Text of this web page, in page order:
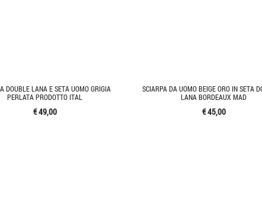
DOUBLE LANA E SETA UOMO GRIGIA
PERLATA PRODOTTO ITAL
€ 49,00
SCIARPA DA UOMO BEIGE ORO IN SETA
LANA BORDEAUX MAD
€ 45,00